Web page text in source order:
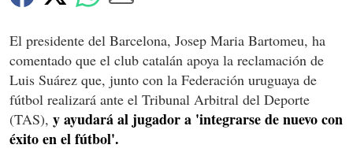
El presidente del Barcelona, Josep Maria Bartomeu, ha
comentado que el club catalán apoya la reclamación de
Luis Suárez que, junto con la Federación uruguaya de
fútbol realizará ante el Tribunal Arbitral del Deporte
(TAS), y ayudará al jugador a 'integrarse de nuevo con
éxito en el fútbol'.